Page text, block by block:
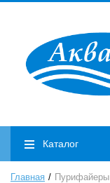
Каталог
Главная Пурифайеры